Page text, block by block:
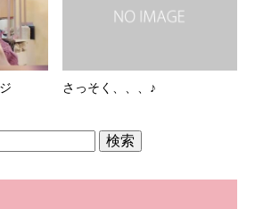
さっそく、、、♪